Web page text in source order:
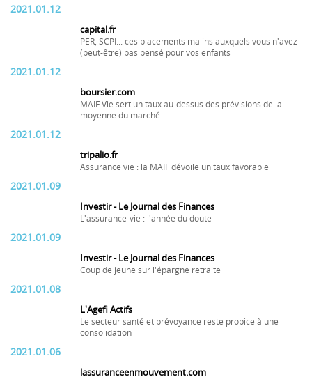
2021.01.12
capital.fr
PER, SCPI... ces placements malins auxquels vous n'avez
(peut-être) pas pensé pour vos enfants
2021.01.12
boursier.com
MAIF Vie sert un taux au-dessus des prévisions de la
moyenne du marché
2021.01.12
tripalio.fr
Assurance vie : la MAIF dévoile un taux favorable
2021.01.09
Investir - Le Journal des Finances
L'assurance-vie : l'année du doute
2021.01.09
Investir - Le Journal des Finances
Coup de jeune sur l'épargne retraite
2021.01.08
L'Agefi Actifs
Le secteur santé et prévoyance reste propice à une
consolidation
2021.01.06
lassuranceenmouvement.com